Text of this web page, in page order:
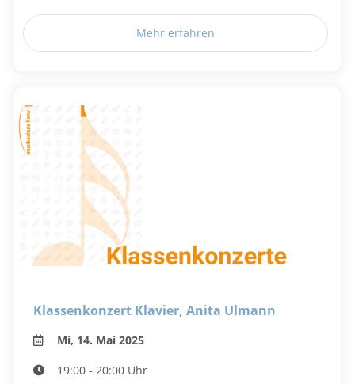
Mehr erfahren
Klassenkonzert Klavier, Anita Ulmann
Mi, 14. Mai 2025
19:00 - 20:00 Uhr